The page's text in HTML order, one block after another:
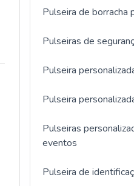
Pulseira de borracha
Pulseiras de
Pulseira
Pulseira
Pulseiras
eventos
Pulseira de